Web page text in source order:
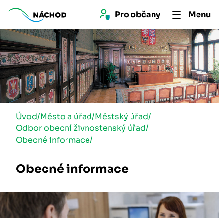
Pro občany Menu
Úvod/Město a úřad/Městský úřad/
Odbor obecní živnostenský úřad/
Obecné informace/
Obecné informace